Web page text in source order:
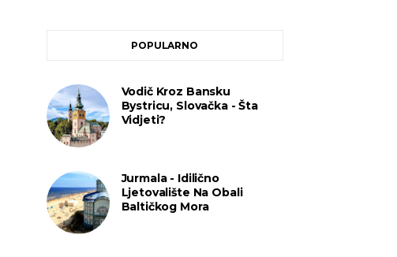
POPULARNO
Vodič Kroz Bansku
Bystricu, Slovačka - Šta
Vidjeti?
Jurmala - Idilično
Ljetovalište Na Obali
Baltičkog Mora